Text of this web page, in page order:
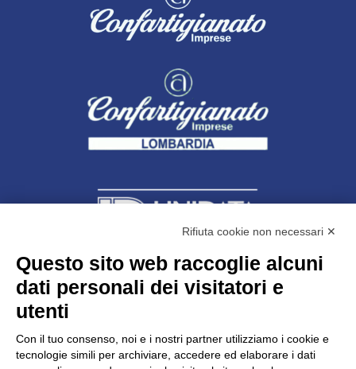
Unidata s.r.lcon unico socio
Largo dell’Artigianato, 1 - 23100 Sondrio
C.F. 00481790145 - N.REA SO-36426
Rifiuta cookie non necessari ✕
Questo sito web raccoglie alcuni
dati personali dei visitatori e
utenti
Con il tuo consenso, noi e i nostri partner utilizziamo i cookie e
tecnologie simili per archiviare, accedere ed elaborare i dati